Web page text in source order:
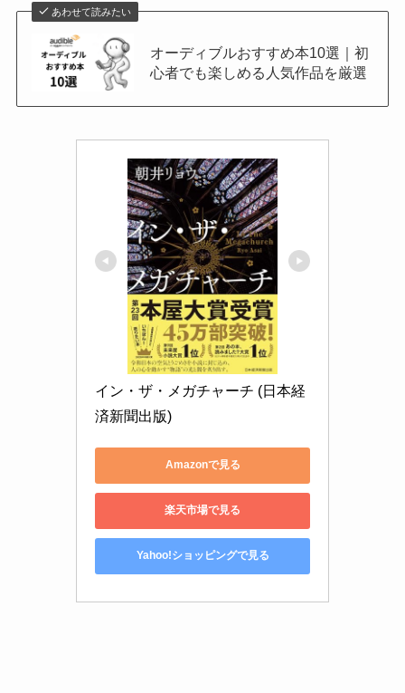
あわせて読みたい
オーディブルおすすめ本10選｜初
心者でも楽しめる人気作品を厳選
イン・ザ・メガチャーチ (日本経
済新聞出版)
Amazonで見る
楽天市場で見る
Yahoo!ショッピングで見る